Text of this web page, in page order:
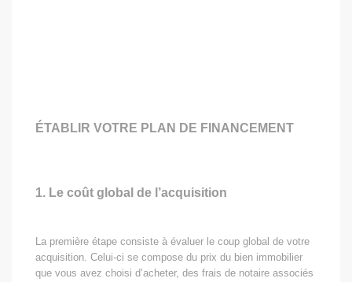
ÉTABLIR VOTRE PLAN DE FINANCEMENT
1. Le coût global de l’acquisition
La première étape consiste à évaluer le coup global de votre
acquisition. Celui-ci se compose du prix du bien immobilier
que vous avez choisi d’acheter, des frais de notaire associés